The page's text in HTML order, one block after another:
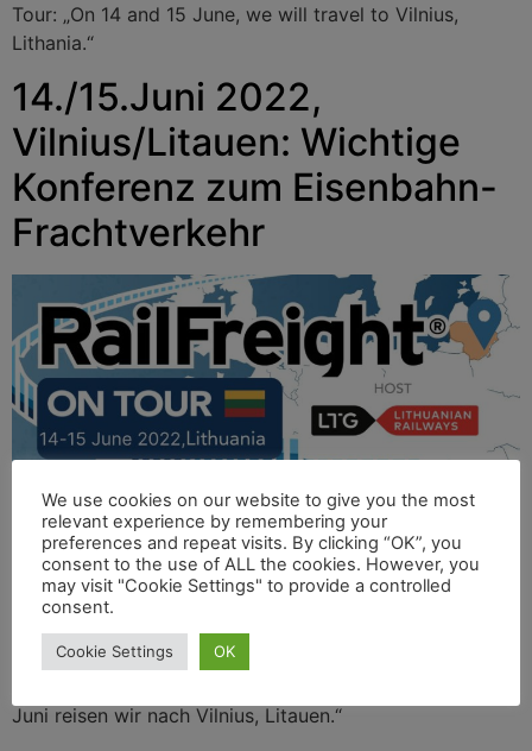
Tour: „On 14 and 15 June, we will travel to Vilnius,
Lithania.“
14./15.Juni 2022,
Vilnius/Litauen: Wichtige
Konferenz zum Eisenbahn-
Frachtverkehr
Trotz der globalisierten Lieferkette finden
Geschäftsentwicklungen immer noch stark auf
regionaler Ebene statt. Deshalb organisieren die
Mitarbeiter von RailFreight.com jetzt eine Konferenz
Juni reisen wir nach Vilnius, Litauen.“
We use cookies on our website to give you the most
relevant experience by remembering your
preferences and repeat visits. By clicking “OK”, you
consent to the use of ALL the cookies. However, you
may visit "Cookie Settings" to provide a controlled
consent.
Cookie Settings OK